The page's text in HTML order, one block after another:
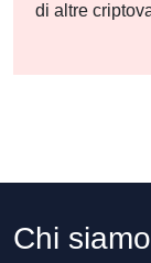
di altre
Chi siamo